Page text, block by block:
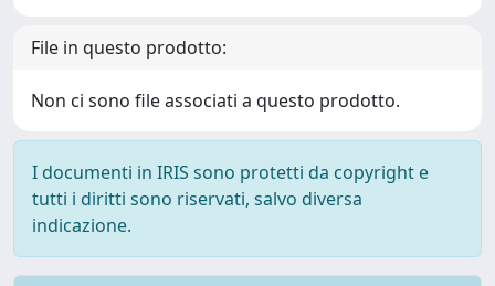
File in questo prodotto:
Non ci sono file associati a questo prodotto.
I documenti in IRIS sono protetti da copyright e
tutti i diritti sono riservati, salvo diversa
indicazione.